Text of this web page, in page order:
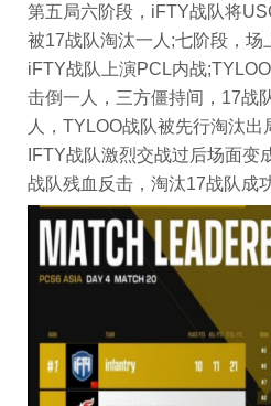
第五局六阶段，iFTY战队将
被17战队淘汰一人;七阶段，场
iFTY战队上演PCL内战
击倒一人，三方僵持间，17战
人，TYLOO战队被先行淘汰
IFTY战队激烈交战过后场面变
战队残血反击，淘汰17战队成